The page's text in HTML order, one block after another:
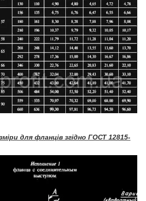
для фланців згідно ГОСТ 12815-